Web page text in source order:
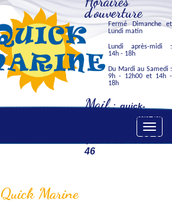
d'ouverture
Fermé Dimanche et
Lundi matin
Lundi après-midi :
14h - 18h
Du Mardi au Samedi :
9h - 12h00 et 14h -
18h
Mail :quick-
marine@cegetel.net
Tél. : 05 46 88 08
46
Toggle
Quick Marine